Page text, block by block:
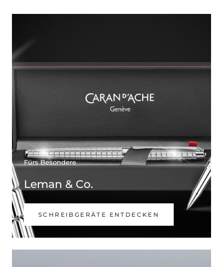
Fürs Besondere
Leman & Co.
SCHREIBGERÄTE ENTDECKEN